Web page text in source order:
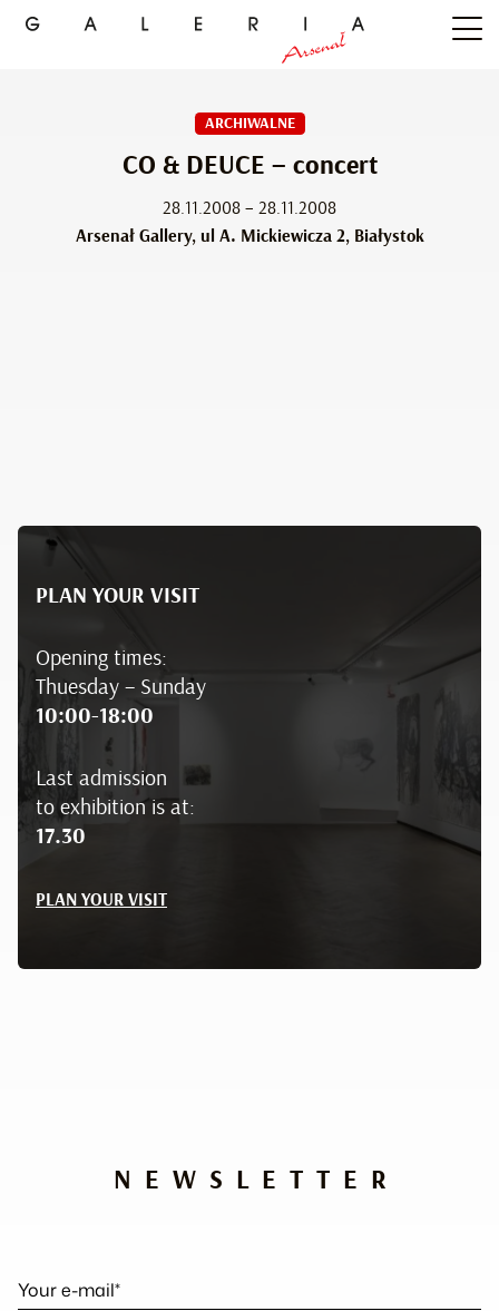
ARCHIWALNE
CO & DEUCE – concert
28.11.2008 – 28.11.2008
Arsenał Gallery, ul A. Mickiewicza 2, Białystok
PLAN YOUR VISIT
Opening times:
Thuesday – Sunday
10:00-18:00
Last admission
to exhibition is at:
17.30
PLAN YOUR VISIT
NEWSLETTER
Your e-mail*